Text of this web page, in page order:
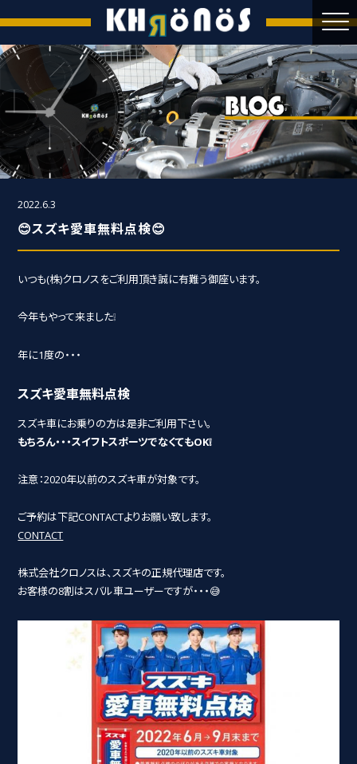
2022.6.3
😊スズキ愛車無料点検😊
いつも(株)クロノスをご利用頂き誠に有難う御座います。
今年もやって来ました❕
年に1度の・・・
スズキ愛車無料点検
スズキ車にお乗りの方は是非ご利用下さい。
もちろん・・・スイフトスポーツでなくてもOK❕
注意：2020年以前のスズキ車が対象です。
ご予約は下記CONTACTよりお願い致します。
CONTACT
株式会社クロノスは、スズキの正規代理店です。
お客様の8割はスバル車ユーザーですが・・・😅